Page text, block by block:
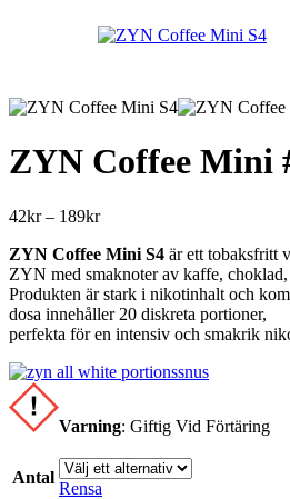
ZYN Coffee Mini
42kr – 189krPrisintervall:
till
189kr
ZYN Coffee Mini S4 är ett tobaksfritt
ZYN med smaknoter av kaffe,
Produkten är stark i nikotinhalt och
dosa innehåller 20 diskreta portioner,
perfekta för en intensiv och smakrik
Varning: Giftig Vid Förtäring
Antal
Rensa